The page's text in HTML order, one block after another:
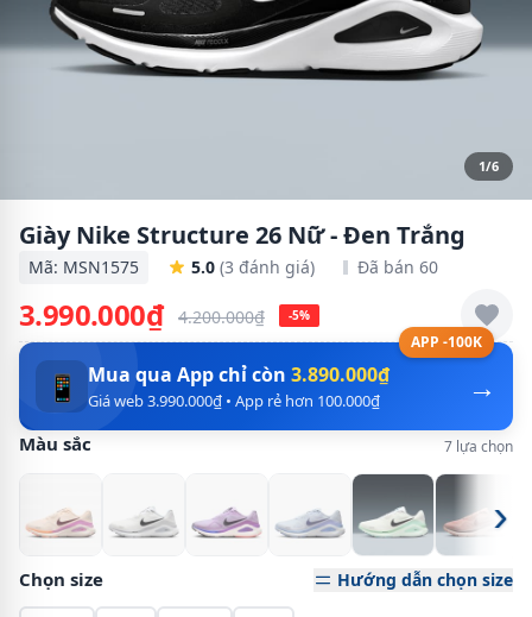
1/6
Giày Nike Structure 26 Nữ - Đen Trắng
Mã: MSN1575 5.0 (3 đánh giá) Đã bán 60
3.990.000₫ 4.200.000₫ -5%
APP -100K
→
📱 Mua qua App chỉ còn 3.890.000₫
Giá web 3.990.000₫ • App rẻ hơn 100.000₫
Màu sắc 7 lựa chọn
›
Chọn size Hướng dẫn chọn size